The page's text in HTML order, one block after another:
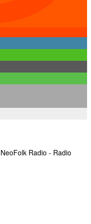
Radio - Radio